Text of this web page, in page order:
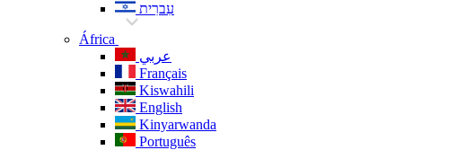
עִברִית
África
عربي
Français
Kiswahili
English
Kinyarwanda
Português